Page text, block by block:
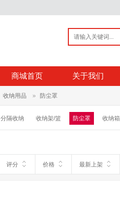
商城首页 关于我们
收纳用品 防尘罩
分隔收纳 收纳架/篮 防尘罩 收纳箱
评分 价格 最新上架